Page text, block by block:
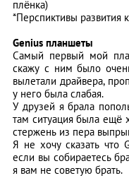
плёнка)
*Перспиктивы развития
Genius планшеты
Самый первый мой
скажу с ним было
вылетали драйвера,
у него была слабая.
У друзей я брала
там ситуация была ещё
стержень из пера
Я не хочу сказать что
если вы собираетесь
я вам не советую брать.